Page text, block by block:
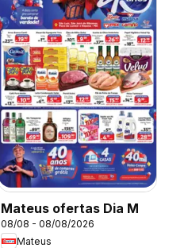
Mateus ofertas Dia M
08/08 - 08/08/2026
Mateus